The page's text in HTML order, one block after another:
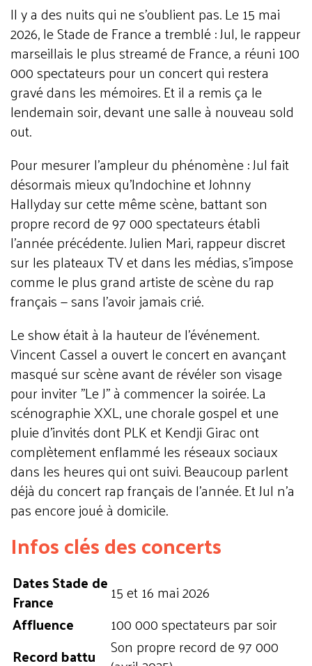
Il y a des nuits qui ne s'oublient pas. Le 15 mai
2026, le Stade de France a tremblé : Jul, le rappeur
marseillais le plus streamé de France, a réuni 100
000 spectateurs pour un concert qui restera
gravé dans les mémoires. Et il a remis ça le
lendemain soir, devant une salle à nouveau sold
out.
Pour mesurer l'ampleur du phénomène : Jul fait
désormais mieux qu'Indochine et Johnny
Hallyday sur cette même scène, battant son
propre record de 97 000 spectateurs établi
l'année précédente. Julien Mari, rappeur discret
sur les plateaux TV et dans les médias, s'impose
comme le plus grand artiste de scène du rap
français — sans l'avoir jamais crié.
Le show était à la hauteur de l'événement.
Vincent Cassel a ouvert le concert en avançant
masqué sur scène avant de révéler son visage
pour inviter "Le J" à commencer la soirée. La
scénographie XXL, une chorale gospel et une
pluie d'invités dont PLK et Kendji Girac ont
complètement enflammé les réseaux sociaux
dans les heures qui ont suivi. Beaucoup parlent
déjà du concert rap français de l'année. Et Jul n'a
pas encore joué à domicile.
Infos clés des concerts
Dates Stade de
France
15 et 16 mai 2026
Affluence
100 000 spectateurs par soir
Record battu
Son propre record de 97 000